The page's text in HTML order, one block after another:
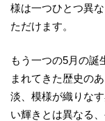
様は一つひとつ異
ただけます。
もう一つの5月の誕
まれてきた歴史の
淡、模様が織りな
い輝きとは異なる